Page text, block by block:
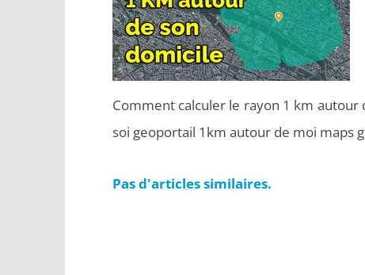
Comment calculer le rayon 1 km
soi geoportail 1km autour de moi maps
Pas d'articles similaires.